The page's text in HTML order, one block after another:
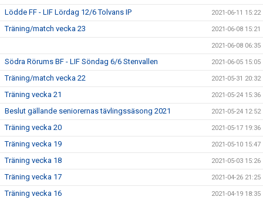
Lödde FF - LIF Lördag 12/6 Tolvans IP 2021-06-11 15:22
Träning/match vecka 23 2021-06-08 15:21
2021-06-08 06:35
Södra Rörums BF - LIF Söndag 6/6 Stenvallen 2021-06-05 15:05
Träning/match vecka 22 2021-05-31 20:32
Träning vecka 21 2021-05-24 15:36
Beslut gällande seniorernas tävlingssäsong 2021 2021-05-24 12:52
Träning vecka 20 2021-05-17 19:36
Träning vecka 19 2021-05-10 15:47
Träning vecka 18 2021-05-03 15:26
Träning vecka 17 2021-04-26 21:25
Träning vecka 16 2021-04-19 18:35